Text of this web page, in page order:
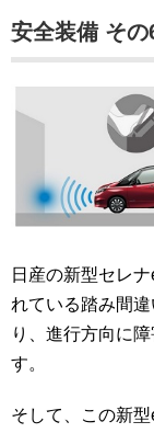
安全装備 その
日産の新型セレ
れている踏み間
り、進行方向に
す。
そして、この新